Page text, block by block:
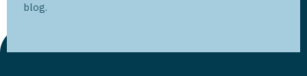
blog.